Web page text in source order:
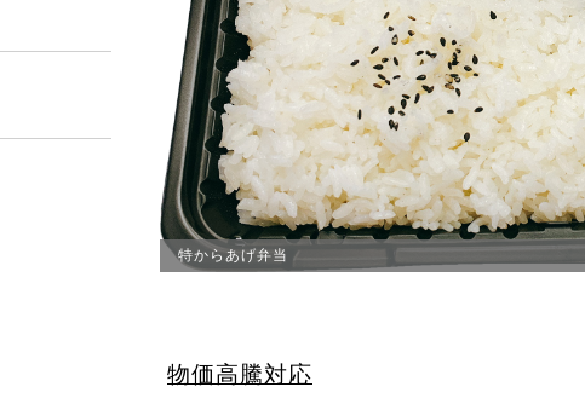
特からあげ弁当
物価高騰対応